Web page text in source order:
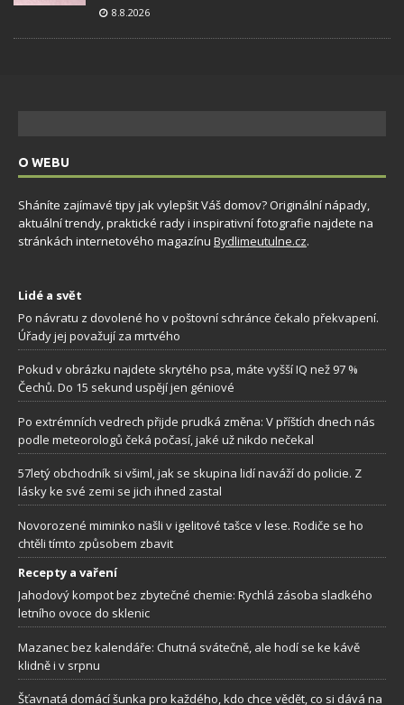
8.8.2026
O WEBU
Sháníte zajímavé tipy jak vylepšit Váš domov? Originální nápady,
aktuální trendy, praktické rady i inspirativní fotografie najdete na
stránkách internetového magazínu Bydlimeutulne.cz.
Lidé a svět
Po návratu z dovolené ho v poštovní schránce čekalo překvapení.
Úřady jej považují za mrtvého
Pokud v obrázku najdete skrytého psa, máte vyšší IQ než 97 %
Čechů. Do 15 sekund uspějí jen géniové
Po extrémních vedrech přijde prudká změna: V příštích dnech nás
podle meteorologů čeká počasí, jaké už nikdo nečekal
57letý obchodník si všiml, jak se skupina lidí naváží do policie. Z
lásky ke své zemi se jich ihned zastal
Novorozené miminko našli v igelitové tašce v lese. Rodiče se ho
chtěli tímto způsobem zbavit
Recepty a vaření
Jahodový kompot bez zbytečné chemie: Rychlá zásoba sladkého
letního ovoce do sklenic
Mazanec bez kalendáře: Chutná svátečně, ale hodí se ke kávě
klidně i v srpnu
Šťavnatá domácí šunka pro každého, kdo chce vědět, co si dává na